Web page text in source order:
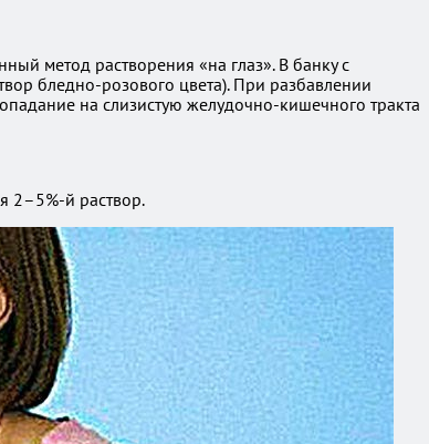
метод растворения «на глаз». В банку с
бледно-розового цвета). При разбавлении
на слизистую желудочно-кишечного тракта
2–5%-й раствор.